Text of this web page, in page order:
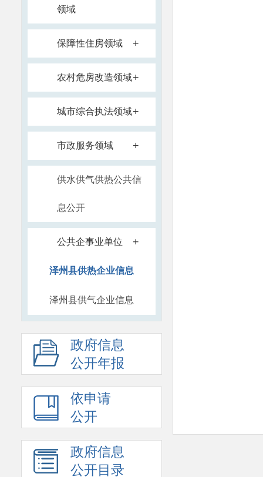
领域
保障性住房领域 +
农村危房改造领域+
城市综合执法领域+
市政服务领域 +
供水供气供热公共信
息公开
公共企事业单位 +
泽州县供热企业信息
泽州县供气企业信息
政府信息
公开年报
依申请
公开
政府信息
公开目录